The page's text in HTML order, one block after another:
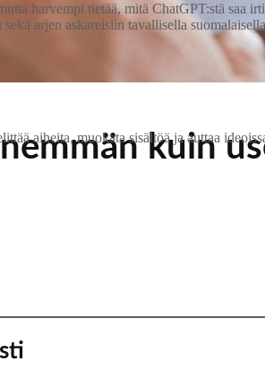
kuin
harvempi tietää, mitä ChatGPT:stä saa
arjen askareisiin tavallisella
aiheita, muokata sisältöä ja auttaa